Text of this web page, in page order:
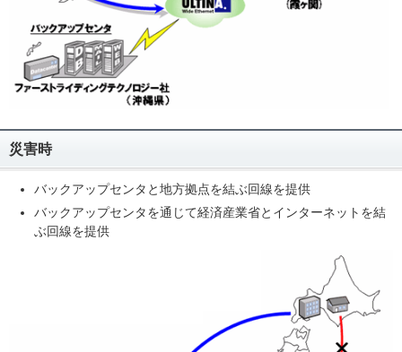
災害時
バックアップセンタと地方拠点を結ぶ回線を提供
バックアップセンタを通じて経済産業省とインターネットを結
ぶ回線を提供